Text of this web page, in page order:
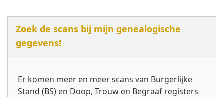
Zoek de scans bij mijn genealogische
gegevens!
Er komen meer en meer scans van Burgerlijke
Stand (BS) en Doop, Trouw en Begraaf registers